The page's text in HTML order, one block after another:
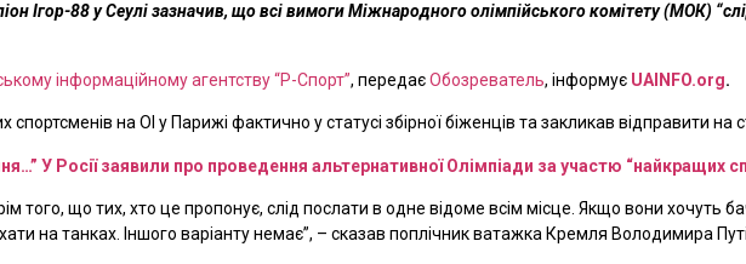
Ігор-88 у Сеулі зазначив, що всі вимоги Міжнародного олімпійського комітету (МОК)
інформаційному агентству “Р-Спорт”, передаєОбозреватель, інформує UAINFO.org.
на ОІ у Парижі фактично у статусі збірної біженців та закликав відправити на
У Росії заявили про проведення альтернативної Олімпіади за участю “найкращих
того, що тих, хто це пропонує, слід послати в одне відоме всім місце. Якщо вони хочуть
на танках. Іншого варіанту немає”, – сказав поплічник ватажка Кремля Володимира